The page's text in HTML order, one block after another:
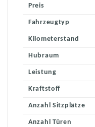
Preis
Fahrzeugtyp
Kilometerstand
Hubraum
Leistung
Kraftstoff
Anzahl Sitzplätze
Anzahl Türen